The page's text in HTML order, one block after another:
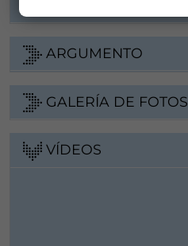
ARGUMENTO
GALERÍA DE FOTOS
VÍDEOS